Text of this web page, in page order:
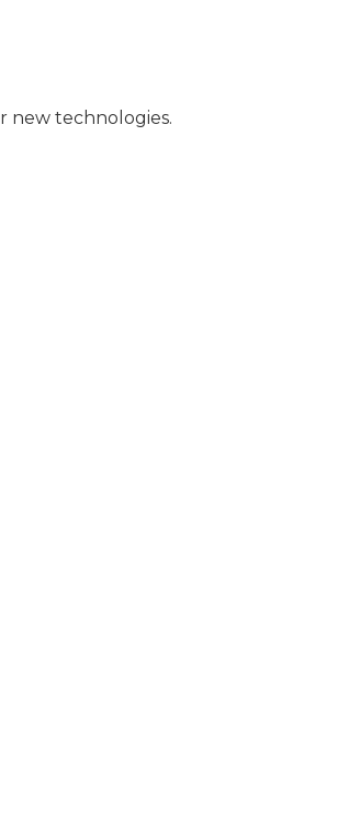
new technologies.